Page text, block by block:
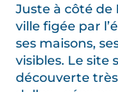
Juste à côté de
ville figée par
ses maisons,
visibles. Le site
découverte